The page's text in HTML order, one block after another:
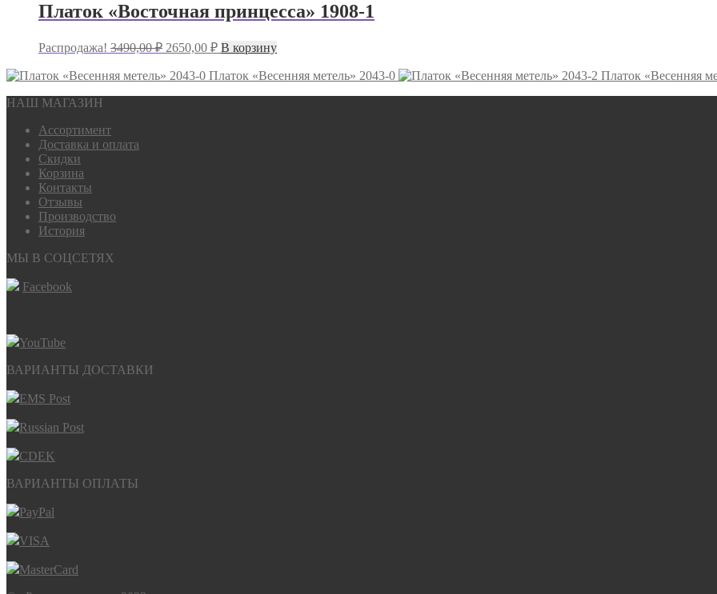
Платок «Восточная принцесса» 1908-1
Распродажа! 3490,00₽ Первоначальная
составляла
2650,00 ₽Текущая
цена:
2650,00 ₽.
В корзину
Платок «Весенняя метель» 2043-0
Платок «Весенняя
НАШ МАГАЗИН
Ассортимент
Доставка и оплата
Скидки
Корзина
Контакты
Отзывы
Производство
История
МЫ В СОЦСЕТЯХ
Facebook
YouTube
ВАРИАНТЫ ДОСТАВКИ
EMS Post
Russian Post
CDEK
ВАРИАНТЫ ОПЛАТЫ
PayPal
VISA
MasterCard